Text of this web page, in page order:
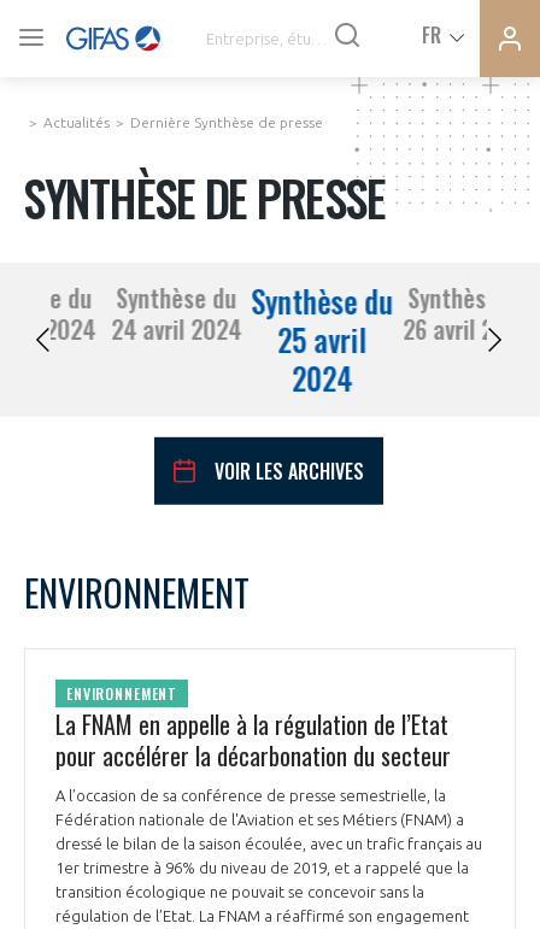
FR
SYNTHÈSE DE PRESSE
COMMUNIQUÉS DE PRESSE
PRÉSENTATION
NOTRE VISION
NOS MISSIONS
NOTRE HISTOIRE
ORGANISATION
LE CONSEIL DU GIFAS
L’ÉQUIPE DU GIFAS
FONCTIONNEMENT
GEADS
ACCOMPAGNEMENT DE NOS ADHÉRENTS
Actualités Dernière Synthèse de presse
SYNTHÈSE DE PRESSE
du
23 avril 2024
Synthèse du
24 avril 2024
Synthèse du
25 avril
2024
Synthèse du
26 avril 2024
VOIR LES ARCHIVES
L
M
1 2 3 4 5 6
7
8
15
16 17 18 20
22
24 26
ENVIRONNEMENT
ENVIRONNEMENT
La FNAM en appelle à la régulation de l’Etat
pour accélérer la décarbonation du secteur
A l’occasion de sa conférence de presse semestrielle, la
Fédération nationale de l'Aviation et ses Métiers (FNAM) a
dressé le bilan de la saison écoulée, avec un trafic français au
1er trimestre à 96% du niveau de 2019, et a rappelé que la
transition écologique ne pouvait se concevoir sans la
régulation de l’Etat. La FNAM a réaffirmé son engagement
VOUS ÊTES ADHÉRENTS
PAS ENCORE ADHÉRENT ?
Rejoignez une filière d’excellence et développez
DEMANDE D’ADHÉSION
Avez-vous un statut de droit français ?